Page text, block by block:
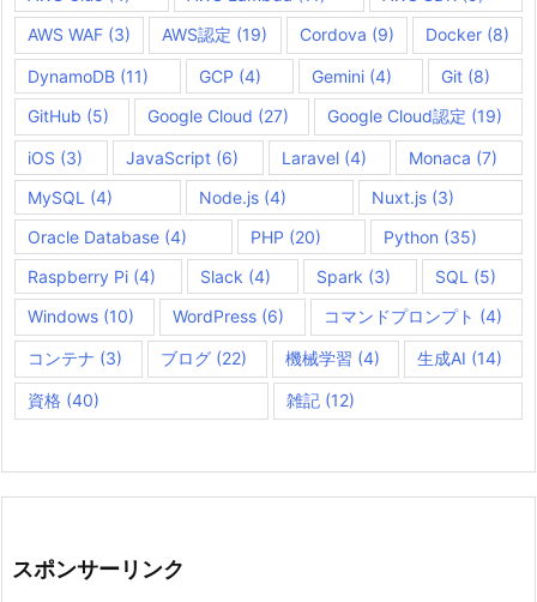
AWS WAF (3) AWS認定 (19) Cordova (9) Docker(8)
DynamoDB (11) GCP (4) Gemini(4) Git (8)
GitHub (5) Google Cloud (27) Google Cloud認定 (19)
iOS (3) JavaScript(6) Laravel(4) Monaca (7)
MySQL (4) Node.js(4) Nuxt.js (3)
Oracle Database (4) PHP (20) Python (35)
Raspberry Pi (4) Slack (4) Spark (3) SQL (5)
Windows (10) WordPress (6) コマンドプロンプト (4)
コンテナ (3) ブログ(22) 機械学習 (4) 生成AI (14)
資格 (40) 雑記(12)
スポンサーリンク